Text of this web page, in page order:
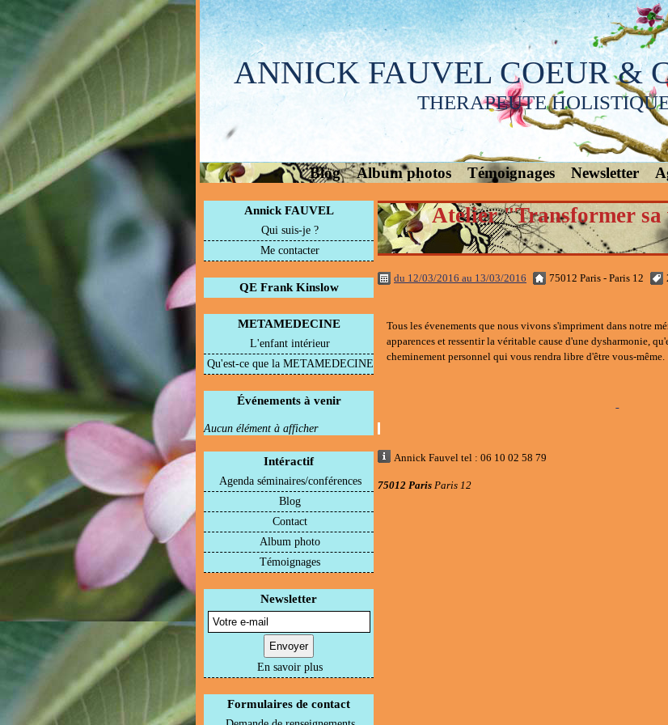
ANNICK FAUVEL COEUR &
THERAPEUTE
Blog Album photos Témoignages Newsletter
Annick FAUVEL
Qui suis-je ?
Me contacter
QE Frank Kinslow
METAMEDECINE
L'enfant intérieur
Qu'est-ce que la METAMEDECINE
Événements à venir
Aucun élément à afficher
Intéractif
Agenda séminaires/conférences
Blog
Contact
Album photo
Témoignages
Newsletter
En savoir plus
Formulaires de contact
Atelier "Transformer
du 12/03/2016 au 13/03/2016 75012 Paris - Paris 12
Tous les évenements que nous vivons s'impriment dans notre
apparences et ressentir la véritable cause d'une dysharmonie,
cheminement personnel qui vous rendra libre d'être vous-même.
Annick Fauvel tel : 06 10 02 58 79
75012 Paris Paris 12